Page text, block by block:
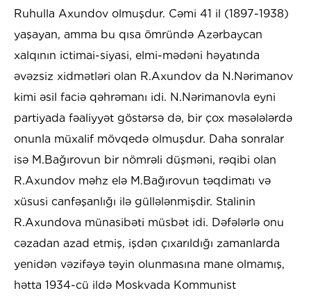
Ruhulla Axundov olmuşdur. Cəmi 41 il (1897-1938)
yaşayan, amma bu qısa ömründə Azərbaycan
xalqının ictimai-siyasi, elmi-mədəni həyatında
əvəzsiz xidmətləri olan R.Axundov da N.Nərimanov
kimi əsil faciə qəhrəmanı idi. N.Nərimanovla eyni
partiyada fəaliyyət göstərsə də, bir çox məsələlərdə
onunla müxalif mövqedə olmuşdur. Daha sonralar
isə M.Bağırovun bir nömrəli düşməni, rəqibi olan
R.Axundov məhz elə M.Bağırovun təqdimatı və
xüsusi canfəşanlığı ilə güllələnmişdir. Stalinin
R.Axundova münasibəti müsbət idi. Dəfələrlə onu
cəzadan azad etmiş, işdən çıxarıldığı zamanlarda
yenidən vəzifəyə təyin olunmasına mane olmamış,
hətta 1934-cü ildə Moskvada Kommunist